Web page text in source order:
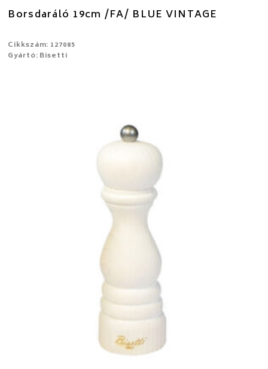
Borsdaráló 19cm /FA/ BLUE VINTAGE
Cikkszám: 127085
Gyártó: Bisetti